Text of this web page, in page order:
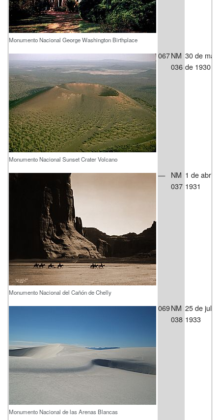
Monumento Nacional George Washington Birthplace
Monumento Nacional Sunset Crater Volcano
067NM
036
30 de
de 1930
Monumento Nacional del Cañón de Chelly
—
NM
037
1 de abril
1931
Monumento Nacional de las Arenas Blancas
069NM
038
25 de julio
1933